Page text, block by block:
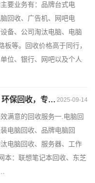
要业务有：品牌台式电
回收、广告机、网吧电
备、公司淘汰电脑、电脑
等。回收价格高于同行，
位、银行、网吧以及个人
2025-09-14
保回收，专业评估
满意的回收服务一.电脑回
电脑回收、品牌电脑回
电脑回收、服务器、工作
：联想笔记本回收、东芝